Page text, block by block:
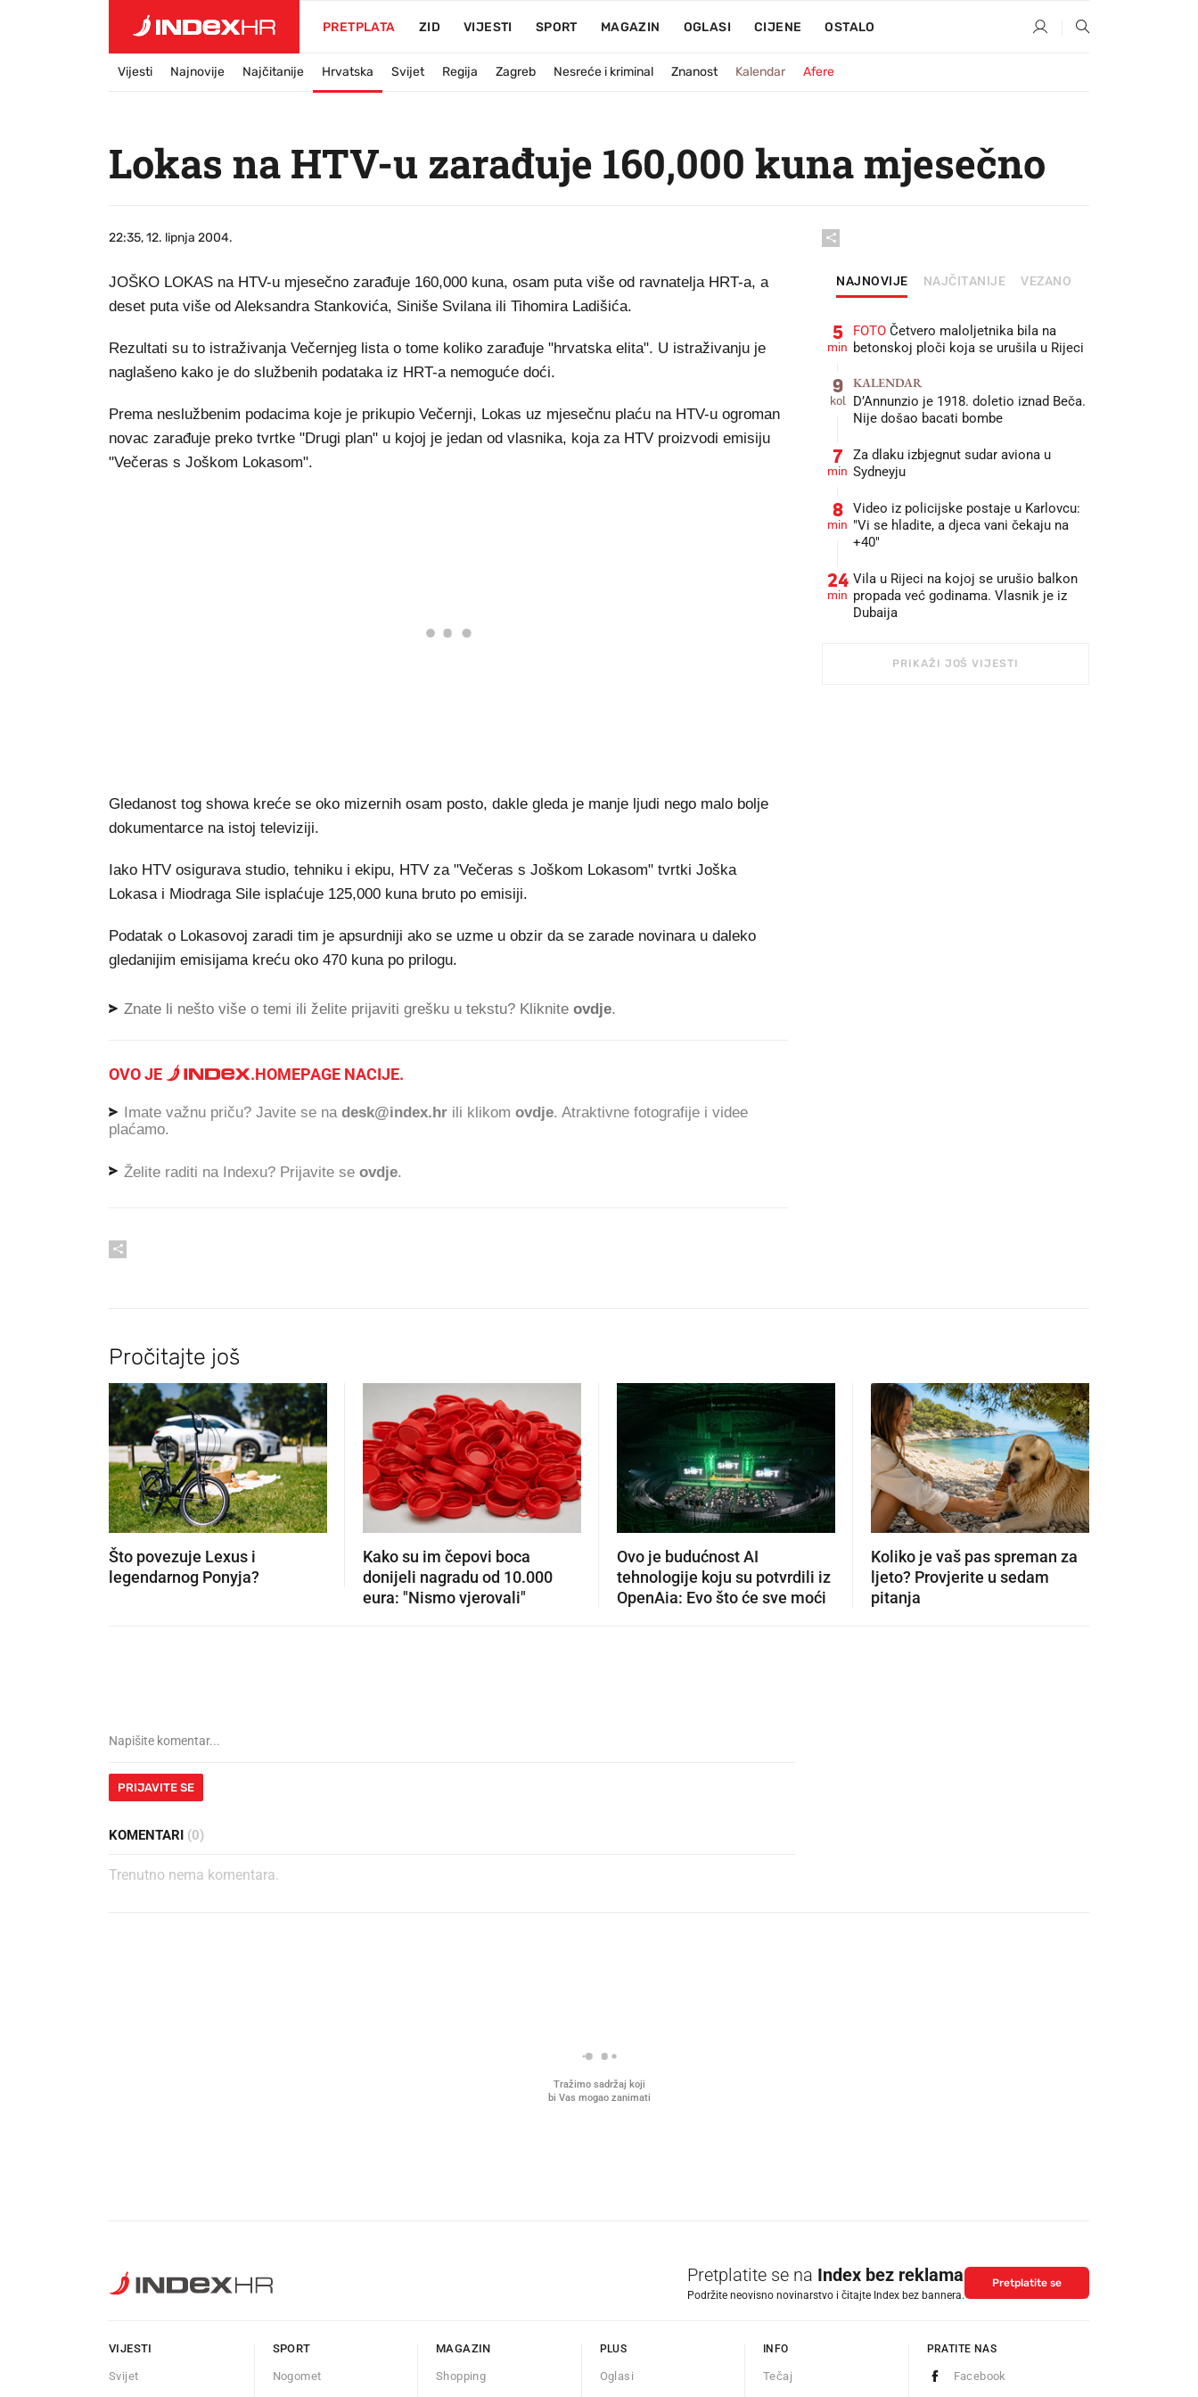
PRETPLATA ZID VIJESTI SPORT MAGAZIN OGLASI CIJENE OSTALO
Vijesti Najnovije Najčitanije Hrvatska Svijet Regija Zagreb Nesreće i kriminal Znanost Kalendar Afere
Lokas na HTV-u zarađuje 160,000 kuna mjesečno
22:35, 12. lipnja 2004.
JOŠKO LOKAS na HTV-u mjesečno zarađuje 160,000 kuna, osam puta više od ravnatelja HRT-a, a
deset puta više od Aleksandra Stankovića, Siniše Svilana ili Tihomira Ladišića.
Rezultati su to istraživanja Večernjeg lista o tome koliko zarađuje "hrvatska elita". U istraživanju je
naglašeno kako je do službenih podataka iz HRT-a nemoguće doći.
Prema neslužbenim podacima koje je prikupio Večernji, Lokas uz mjesečnu plaću na HTV-u ogroman
novac zarađuje preko tvrtke "Drugi plan" u kojoj je jedan od vlasnika, koja za HTV proizvodi emisiju
"Večeras s Joškom Lokasom".
Gledanost tog showa kreće se oko mizernih osam posto, dakle gleda je manje ljudi nego malo bolje
dokumentarce na istoj televiziji.
Iako HTV osigurava studio, tehniku i ekipu, HTV za "Večeras s Joškom Lokasom" tvrtki Joška
Lokasa i Miodraga Sile isplaćuje 125,000 kuna bruto po emisiji.
Podatak o Lokasovoj zaradi tim je apsurdniji ako se uzme u obzir da se zarade novinara u daleko
gledanijim emisijama kreću oko 470 kuna po prilogu.
Znate li nešto više o temi ili želite prijaviti grešku u tekstu? Kliknite ovdje.
OVO JE .HOMEPAGE NACIJE.
Imate važnu priču? Javite se na desk@index.hr ili klikom ovdje. Atraktivne fotografije i videe
plaćamo.
Želite raditi na Indexu? Prijavite se ovdje.
NAJNOVIJE NAJČITANIJE VEZANO
5
min
FOTO Četvero maloljetnika bila na
betonskoj ploči koja se urušila u Rijeci
9
kol
KALENDAR
D’Annunzio je 1918. doletio iznad Beča.
Nije došao bacati bombe
7
min
Za dlaku izbjegnut sudar aviona u
Sydneyju
8
min
Video iz policijske postaje u Karlovcu:
"Vi se hladite, a djeca vani čekaju na
+40"
24
min
Vila u Rijeci na kojoj se urušio balkon
propada već godinama. Vlasnik je iz
Dubaija
PRIKAŽI JOŠ VIJESTI
Pročitajte još
Što povezuje Lexus i
legendarnog Ponyja?
Kako su im čepovi boca
donijeli nagradu od 10.000
eura: "Nismo vjerovali"
Ovo je budućnost AI
tehnologije koju su potvrdili iz
OpenAia: Evo što će sve moći
Koliko je vaš pas spreman za
ljeto? Provjerite u sedam
pitanja
PRIJAVITE SE
KOMENTARI (0)
Trenutno nema komentara.
Tražimo sadržaj koji
bi Vas mogao zanimati
Pretplatite se na Index bez reklama
Podržite neovisno novinarstvo i čitajte Index bez bannera.
Pretplatite se
VIJESTI
Svijet
SPORT
Nogomet
MAGAZIN
Shopping
PLUS
Oglasi
INFO
Tečaj
PRATITE NAS
Facebook